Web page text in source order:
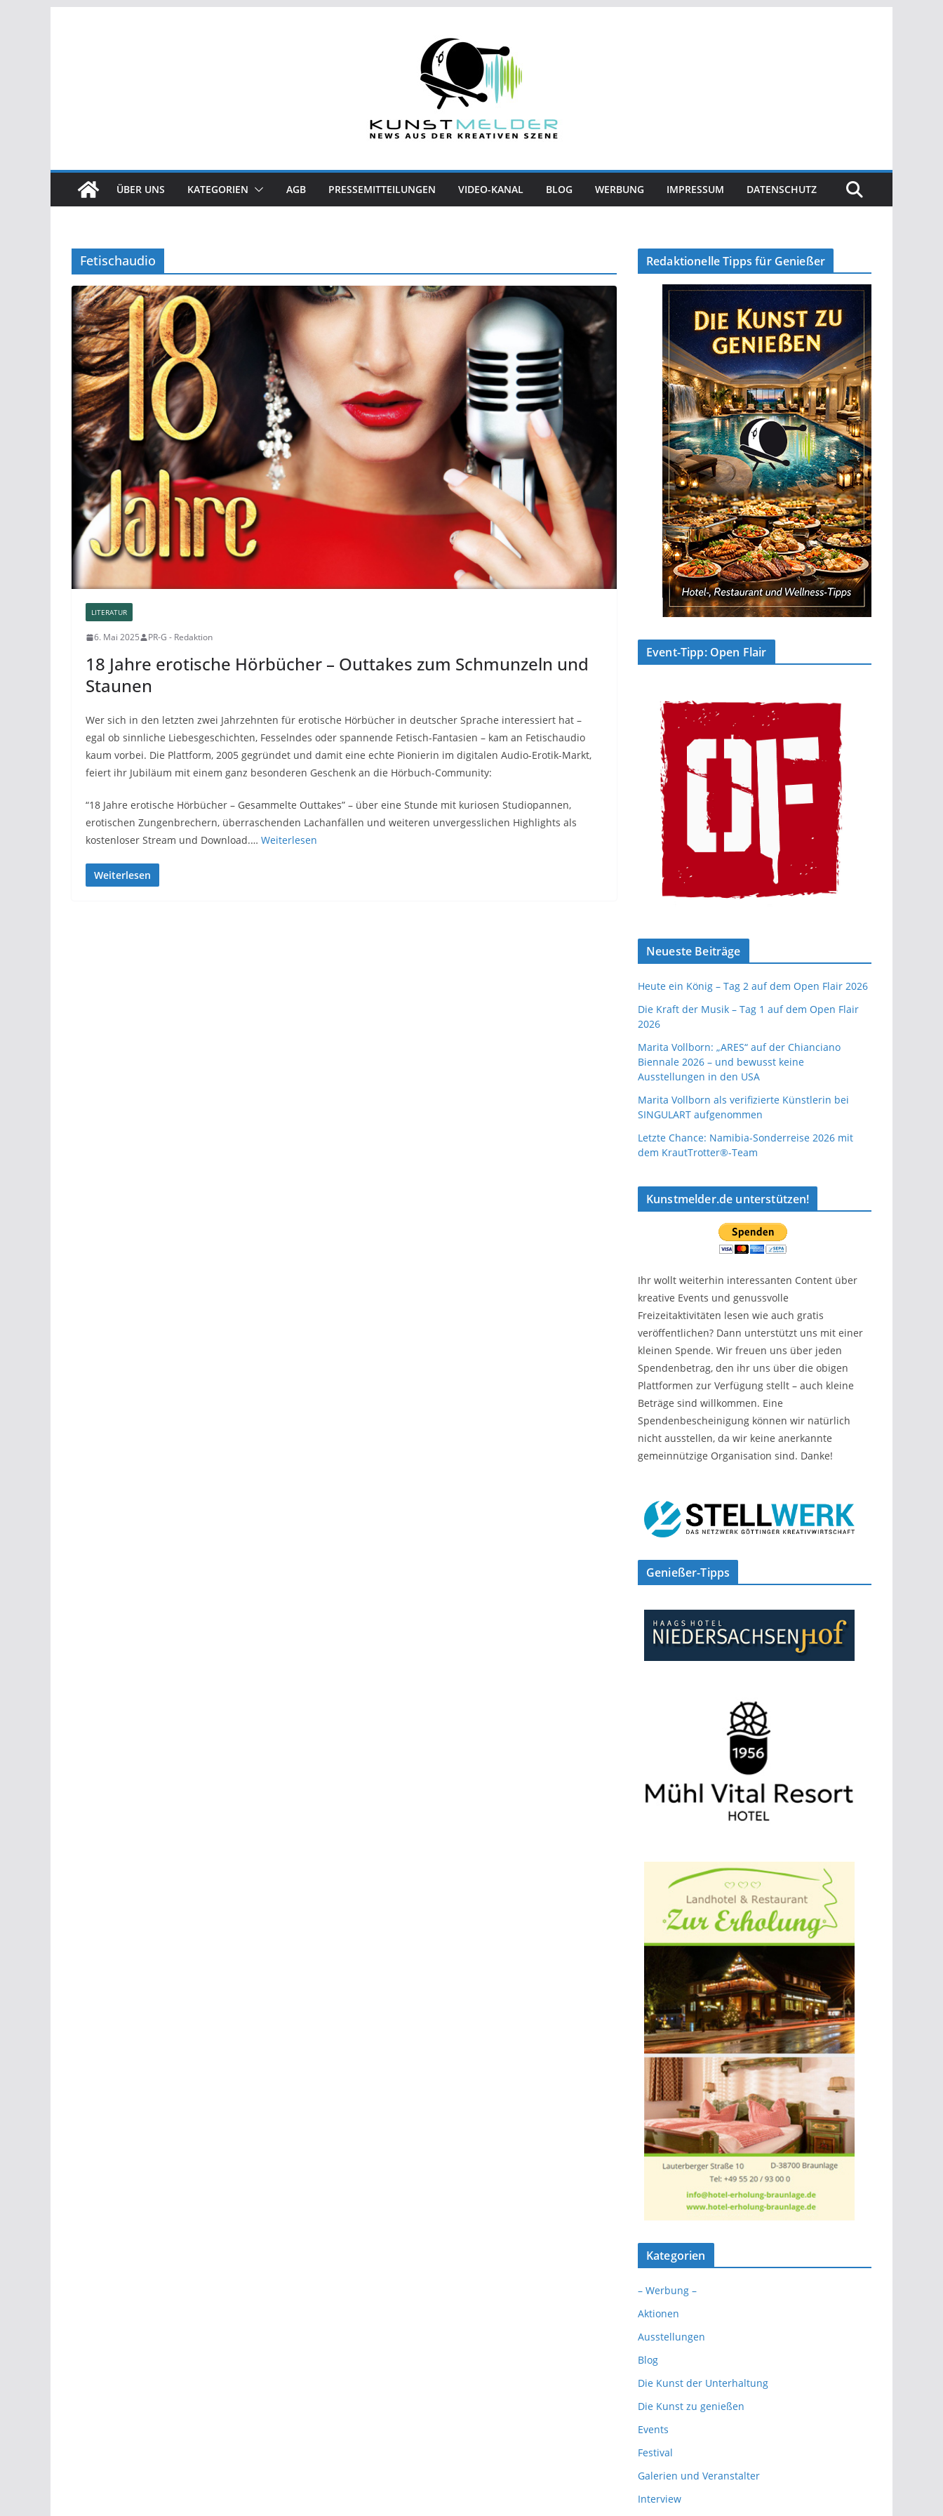
ÜBER UNS KATEGORIEN AGB PRESSEMITTEILUNGEN VIDEO-KANAL BLOG WERBUNG IMPRESSUM DATENSCHUTZ
Fetischaudio
LITERATUR
6. Mai 2025 PR-G - Redaktion
18 Jahre erotische Hörbücher – Outtakes zum Schmunzeln und
Staunen
Wer sich in den letzten zwei Jahrzehnten für erotische Hörbücher in deutscher Sprache interessiert hat –
egal ob sinnliche Liebesgeschichten, Fesselndes oder spannende Fetisch-Fantasien – kam an Fetischaudio
kaum vorbei. Die Plattform, 2005 gegründet und damit eine echte Pionierin im digitalen Audio-Erotik-Markt,
feiert ihr Jubiläum mit einem ganz besonderen Geschenk an die Hörbuch-Community:
“18 Jahre erotische Hörbücher – Gesammelte Outtakes” – über eine Stunde mit kuriosen Studiopannen,
erotischen Zungenbrechern, überraschenden Lachanfällen und weiteren unvergesslichen Highlights als
kostenloser Stream und Download.… Weiterlesen
Weiterlesen
Redaktionelle Tipps für Genießer
Event-Tipp: Open Flair
Neueste Beiträge
Heute ein König – Tag 2 auf dem Open Flair 2026
Die Kraft der Musik – Tag 1 auf dem Open Flair
2026
Marita Vollborn: „ARES“ auf der Chianciano
Biennale 2026 – und bewusst keine
Ausstellungen in den USA
Marita Vollborn als verifizierte Künstlerin bei
SINGULART aufgenommen
Letzte Chance: Namibia-Sonderreise 2026 mit
dem KrautTrotter®-Team
Kunstmelder.de unterstützen!
Ihr wollt weiterhin interessanten Content über
kreative Events und genussvolle
Freizeitaktivitäten lesen wie auch gratis
veröffentlichen? Dann unterstützt uns mit einer
kleinen Spende. Wir freuen uns über jeden
Spendenbetrag, den ihr uns über die obigen
Plattformen zur Verfügung stellt – auch kleine
Beträge sind willkommen. Eine
Spendenbescheinigung können wir natürlich
nicht ausstellen, da wir keine anerkannte
gemeinnützige Organisation sind. Danke!
Genießer-Tipps
Kategorien
– Werbung –
Aktionen
Ausstellungen
Blog
Die Kunst der Unterhaltung
Die Kunst zu genießen
Events
Festival
Galerien und Veranstalter
Interview